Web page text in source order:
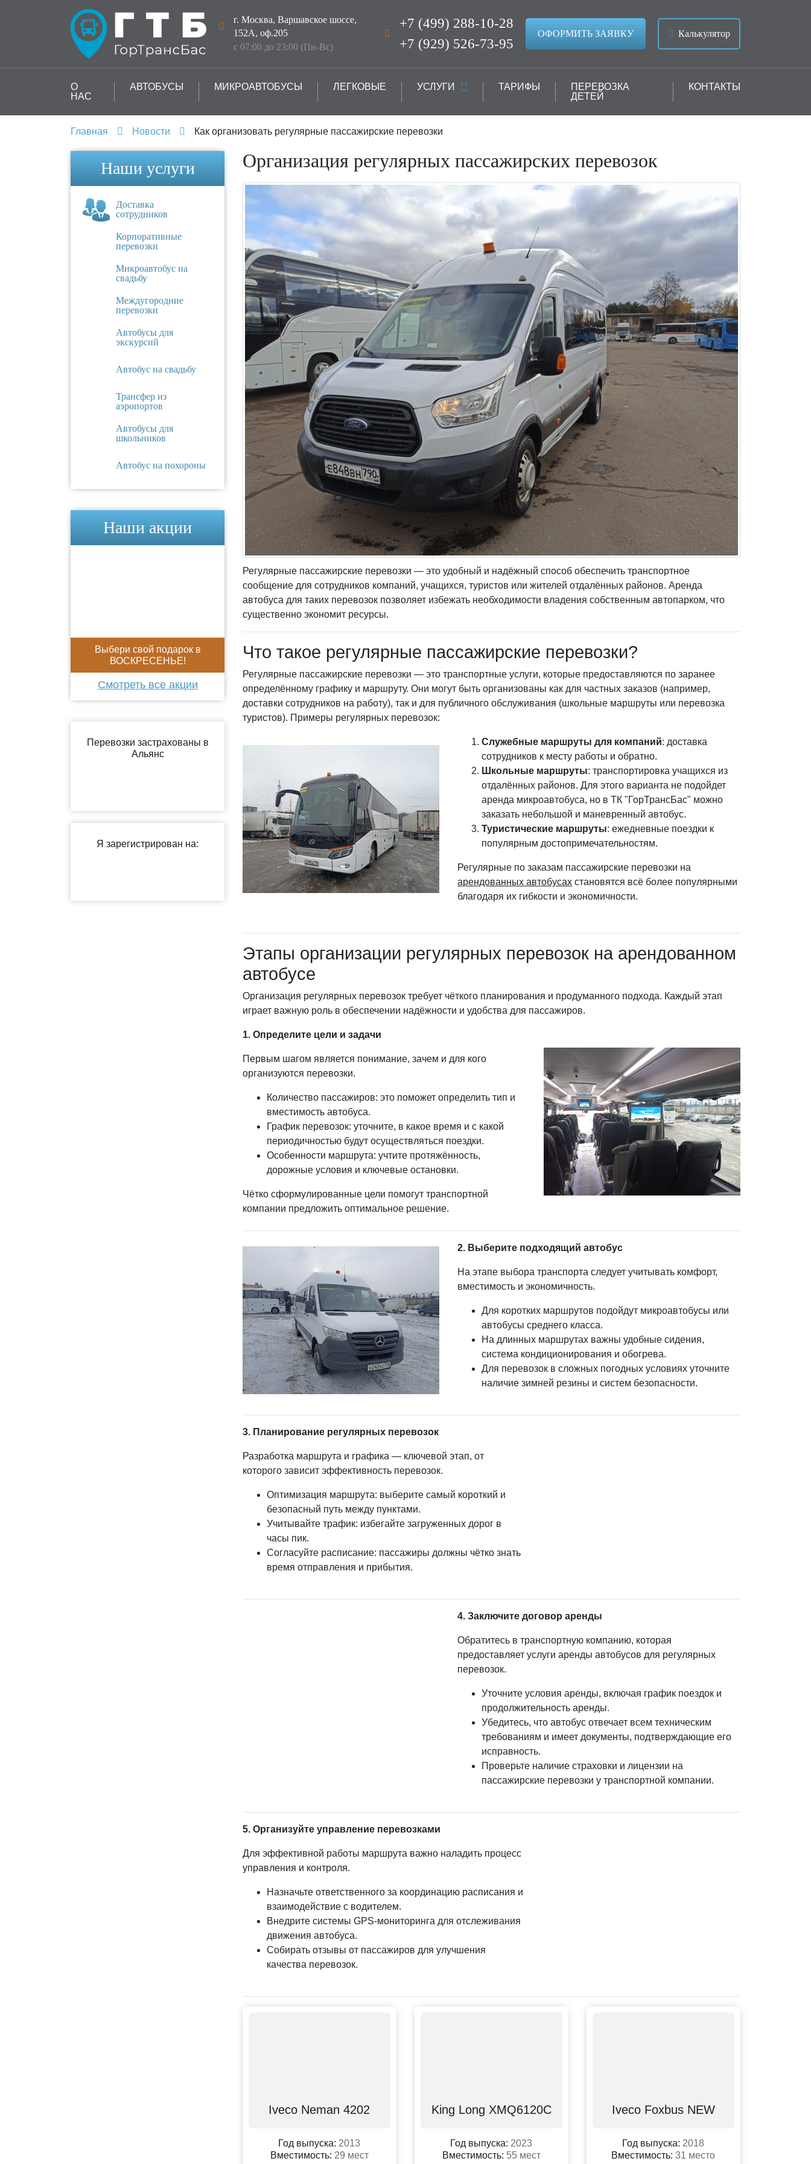
г. Москва, Варшавское шоссе,
152А, оф.205
с 07:00 до 23:00 (Пн-Вс)
+7 (499) 288-10-28
+7 (929) 526-73-95
ОФОРМИТЬ ЗАЯВКУ Калькулятор
О
НАС
АВТОБУСЫ МИКРОАВТОБУСЫ ЛЕГКОВЫЕ УСЛУГИ ТАРИФЫ
ПЕРЕВОЗКА
ДЕТЕЙ
КОНТАКТЫ
Главная Новости Как организовать регулярные пассажирские перевозки
Наши услуги
Доставка
сотрудников
Корпоративные
перевозки
Микроавтобус на
свадьбу
Междугородние
перевозки
Автобусы для
экскурсий
Автобус на свадьбу
Трансфер из
аэропортов
Автобусы для
школьников
Автобус на похороны
Наши акции
Выбери свой подарок в
ВОСКРЕСЕНЬЕ!
Смотреть все акции
Организация регулярных пассажирских перевозок
Регулярные пассажирские перевозки — это удобный и надёжный способ обеспечить транспортное
сообщение для сотрудников компаний, учащихся, туристов или жителей отдалённых районов. Аренда
автобуса для таких перевозок позволяет избежать необходимости владения собственным автопарком, что
существенно экономит ресурсы.
Что такое регулярные пассажирские перевозки?
Регулярные пассажирские перевозки — это транспортные услуги, которые предоставляются по заранее
определённому графику и маршруту. Они могут быть организованы как для частных заказов (например,
доставки сотрудников на работу), так и для публичного обслуживания (школьные маршруты или перевозка
туристов). Примеры регулярных перевозок:
Служебные маршруты для компаний: доставка
сотрудников к месту работы и обратно.
Школьные маршруты: транспортировка учащихся из
отдалённых районов. Для этого варианта не подойдет
аренда микроавтобуса, но в ТК "ГорТрансБас" можно
заказать небольшой и маневренный автобус.
Туристические маршруты: ежедневные поездки к
популярным достопримечательностям.
Регулярные по заказам пассажирские перевозки на
арендованных автобусах становятся всё более популярными
благодаря их гибкости и экономичности.
Этапы организации регулярных перевозок на арендованном
автобусе
Организация регулярных перевозок требует чёткого планирования и продуманного подхода. Каждый этап
играет важную роль в обеспечении надёжности и удобства для пассажиров.
1. Определите цели и задачи
Первым шагом является понимание, зачем и для кого
организуются перевозки.
Количество пассажиров: это поможет определить тип и
вместимость автобуса.
График перевозок: уточните, в какое время и с какой
периодичностью будут осуществляться поездки.
Особенности маршрута: учтите протяжённость,
дорожные условия и ключевые остановки.
Чётко сформулированные цели помогут транспортной
компании предложить оптимальное решение.
2. Выберите подходящий автобус
На этапе выбора транспорта следует учитывать комфорт,
вместимость и экономичность.
Для коротких маршрутов подойдут микроавтобусы или
автобусы среднего класса.
На длинных маршрутах важны удобные сидения,
система кондиционирования и обогрева.
Для перевозок в сложных погодных условиях уточните
наличие зимней резины и систем безопасности.
3. Планирование регулярных перевозок
Разработка маршрута и графика — ключевой этап, от
которого зависит эффективность перевозок.
Оптимизация маршрута: выберите самый короткий и
безопасный путь между пунктами.
Учитывайте трафик: избегайте загруженных дорог в
часы пик.
Согласуйте расписание: пассажиры должны чётко знать
время отправления и прибытия.
4. Заключите договор аренды
Обратитесь в транспортную компанию, которая
предоставляет услуги аренды автобусов для регулярных
перевозок.
Уточните условия аренды, включая график поездок и
продолжительность аренды.
Убедитесь, что автобус отвечает всем техническим
требованиям и имеет документы, подтверждающие его
исправность.
Проверьте наличие страховки и лицензии на
пассажирские перевозки у транспортной компании.
5. Организуйте управление перевозками
Для эффективной работы маршрута важно наладить процесс
управления и контроля.
Назначьте ответственного за координацию расписания и
взаимодействие с водителем.
Внедрите системы GPS-мониторинга для отслеживания
движения автобуса.
Собирать отзывы от пассажиров для улучшения
качества перевозок.
Iveco Neman 4202
Год выпуска: 2013
Вместимость: 29 мест
King Long XMQ6120C
Год выпуска: 2023
Вместимость: 55 мест
Iveco Foxbus NEW
Год выпуска: 2018
Вместимость:31 место